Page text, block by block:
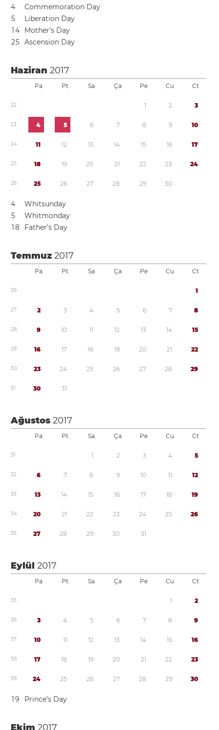
4
Commemoration Day
5
Liberation Day
14
Mother’s Day
25 Ascension Day
Haziran2017
Pa Pt Sa Ça Pe Cu Ct
22 1 2 3
23 4 5 6 7 8 9 10
24 11 12 13 14 15 16 17
25 18 19 20 21 22 23 24
26 25 26 27 28 29 30
4
Whitsunday
5
Whitmonday
18 Father’s Day
Temmuz2017
Pa Pt Sa Ça Pe Cu Ct
26 1
27 2 3 4 5 6 7 8
28 9 10 11 12 13 14 15
29 16 17 18 19 20 21 22
30 23 24 25 26 27 28 29
31 30 31
Ağustos2017
Pa Pt Sa Ça Pe Cu Ct
31 1 2 3 4 5
32 6 7 8 9 10 11 12
33 13 14 15 16 17 18 19
34 20 21 22 23 24 25 26
35 27 28 29 30 31
Eylül2017
Pa Pt Sa Ça Pe Cu Ct
35 1 2
36 3 4 5 6 7 8 9
37 10 11 12 13 14 15 16
38 17 18 19 20 21 22 23
39 24 25 26 27 28 29 30
19 Prince’s Day
Ekim2017